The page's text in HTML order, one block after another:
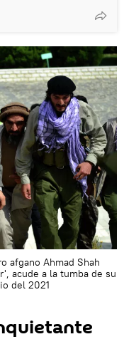
afgano Ahmad Shah
acude a la tumba de su
del 2021